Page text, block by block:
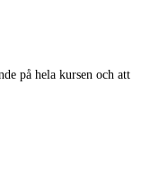
på hela kursen och att